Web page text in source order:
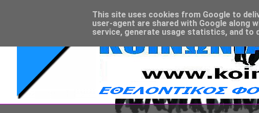
This site uses cookies from Google to
user-agent are shared with Google along
service, generate usage statistics, and to